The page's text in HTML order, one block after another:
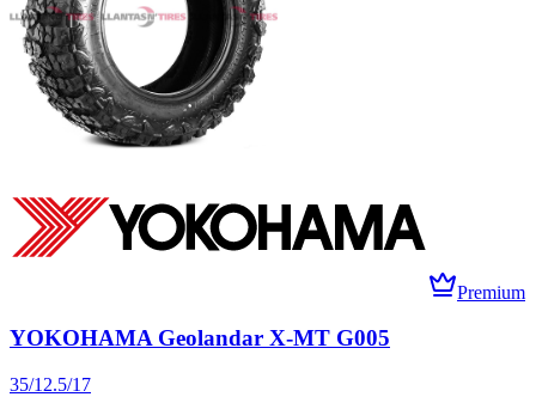
Premium
YOKOHAMA Geolandar X-MT G005
35/12.5/17